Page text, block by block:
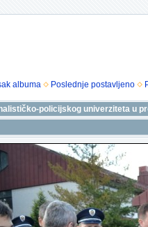
albuma Poslednje postavljeno
policijskog univerziteta u